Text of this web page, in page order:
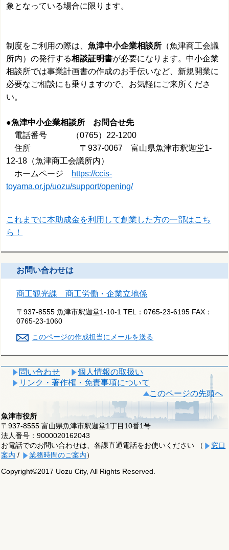
象となっている場合に限ります。
制度をご利用の際は、魚津中小企業相談所 （魚津商工会議
所内）の発行する相談証明書が必要になります。中小企業
相談所では事業計画書の作成のお手伝いなど、新規開業に
必要なご相談にも乗りますので、お気軽にご来所くださ
い。
●魚津中小企業相談所 お問合せ先
電話番号 （0765）22-1200
住所 〒937-0067 富山県魚津市釈迦堂1-
12-18（魚津商工会議所内）
ホームページ
https://ccis-
toyama.or.jp/uozu/support/opening/
これまでに本助成金を利用して創業した方の一部はこち
ら！
お問い合わせは
商工観光課 商工労働・企業立地係
〒937-8555 魚津市釈迦堂1-10-1 TEL：0765-23-6195 FAX：
0765-23-1060
このページの作成担当にメールを送る
問い合わせ
個人情報の取扱い
リンク・著作権・免責事項について
このページの先頭へ
魚津市役所
〒937-8555 富山県魚津市釈迦堂1丁目10番1号
法人番号：9000020162043
お電話でのお問い合わせは、各課直通電話をお使いください （
窓口
案内 / 業務時間のご案内）
Copyright©2017 Uozu City, All Rights Reserved.